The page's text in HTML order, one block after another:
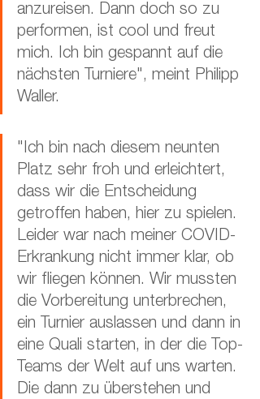
anzureisen. Dann doch so zu
performen, ist cool und freut
mich. Ich bin gespannt auf die
nächsten Turniere", meint Philipp
Waller.
"Ich bin nach diesem neunten
Platz sehr froh und erleichtert,
dass wir die Entscheidung
getroffen haben, hier zu spielen.
Leider war nach meiner COVID-
Erkrankung nicht immer klar, ob
wir fliegen können. Wir mussten
die Vorbereitung unterbrechen,
ein Turnier auslassen und dann in
eine Quali starten, in der die Top-
Teams der Welt auf uns warten.
Die dann zu überstehen und